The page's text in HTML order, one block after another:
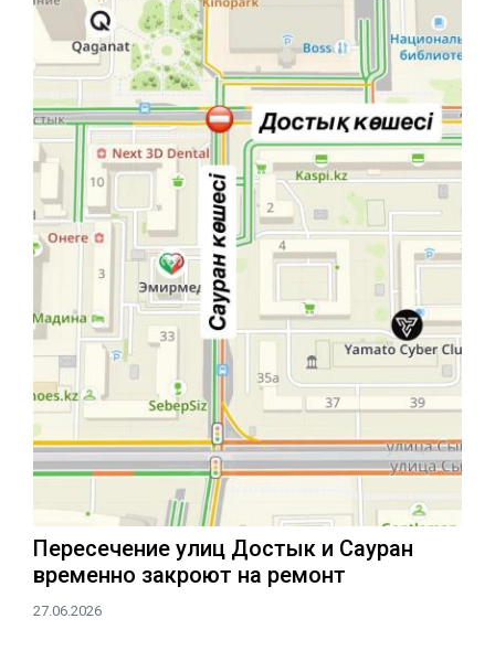
Пересечение улиц Достык и Сауран
временно закроют на ремонт
27.06.2026